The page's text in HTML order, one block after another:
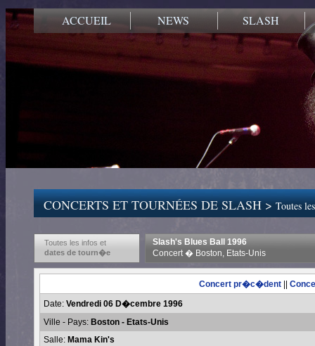
ACCUEIL NEWS SLASH
CONCERTS ET TOURNÉES DE SLASH >Toutes
Toutes les infos et
dates de tourn�e
Slash's Blues Ball 1996
Concert � Boston, Etats-Unis
Concert pr�c�dent
Date: Vendredi 06 D�cembre 1996
Ville - Pays: Boston - Etats-Unis
Salle: Mama Kin's